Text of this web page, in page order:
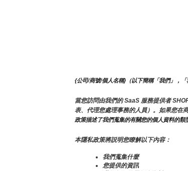
{公司/商號/個人名稱}（以下簡稱「我們」，
當您訪問由我們的 SaaS 服務提供者
表、代理您處理事務的人員）。如果您在
政策描述了我們蒐集的有關您的個人資料的
本隱私政策將説明您瞭解以下內容：
我們蒐集什麼
您提供的資訊